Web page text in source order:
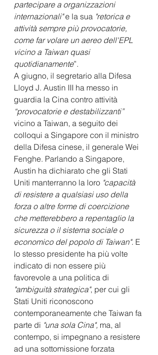
partecipare a organizzazioni
internazionali" e la sua "retorica e
attività sempre più provocatorie,
come far volare un aereo dell'EPL
vicino a Taiwan quasi
quotidianamente”.
A giugno, il segretario alla Difesa
Lloyd J. Austin III ha messo in
guardia la Cina contro attività
“provocatorie e destabilizzanti”
vicino a Taiwan, a seguito dei
colloqui a Singapore con il ministro
della Difesa cinese, il generale Wei
Fenghe. Parlando a Singapore,
Austin ha dichiarato che gli Stati
Uniti manterranno la loro "capacità
di resistere a qualsiasi uso della
forza o altre forme di coercizione
che metterebbero a repentaglio la
sicurezza o il sistema sociale o
economico del popolo di Taiwan". E
lo stesso presidente ha più volte
indicato di non essere più
favorevole a una politica di
"ambiguità strategica", per cui gli
Stati Uniti riconoscono
contemporaneamente che Taiwan fa
parte di "una sola Cina", ma, al
contempo, si impegnano a resistere
ad una sottomissione forzata